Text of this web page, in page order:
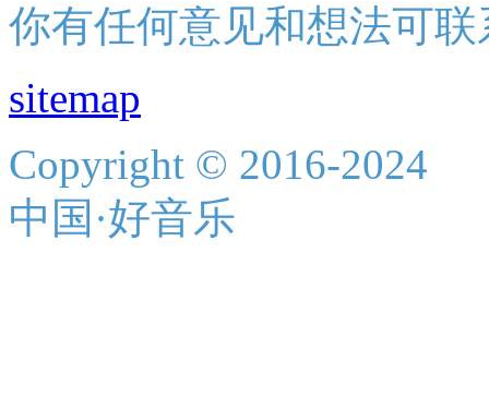
你有任何意见和想法可
sitemap
Copyright © 2016-2024
中国·好音乐